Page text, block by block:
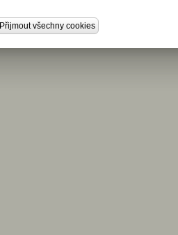
Přijmout všechny cookies